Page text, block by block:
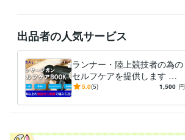
出品者の人気サービス
ランナー・陸上競技者の為の
セルフケアを提供します 走
る人のケアに効果的「マッサ
K」
5.0(5) 1,500 円